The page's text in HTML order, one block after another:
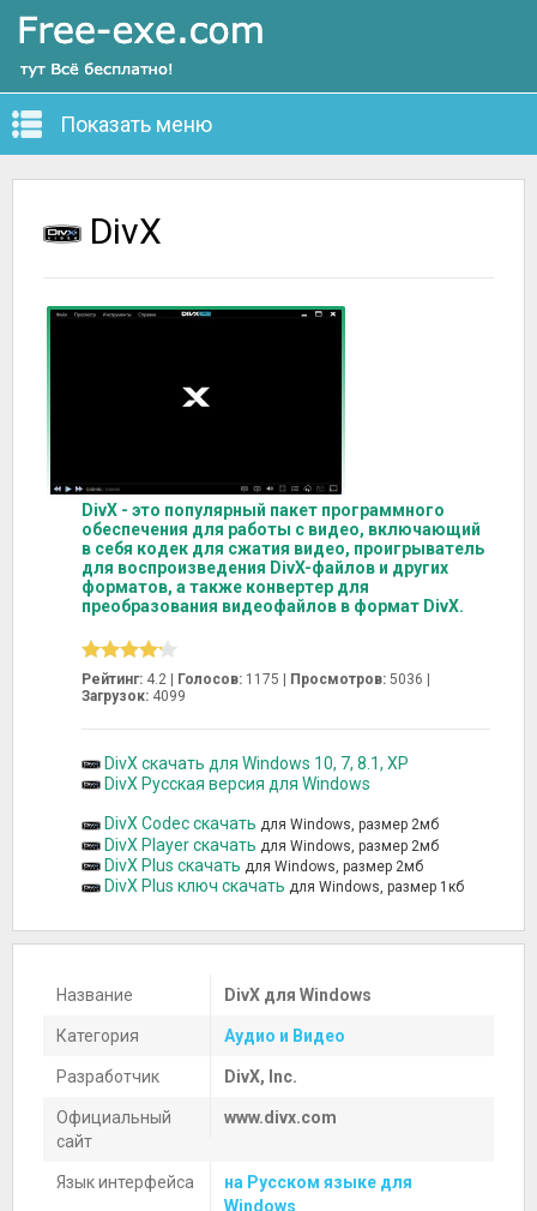
Показать меню
DivX
DivX - это популярный пакет программного
обеспечения для работы с видео, включающий
в себя кодек для сжатия видео, проигрыватель
для воспроизведения DivX-файлов и других
форматов, а также конвертер для
преобразования видеофайлов в формат DivX.
Рейтинг: 4.2 | Голосов: 1175 | Просмотров: 5036 |
Загрузок: 4099
DivX скачать для Windows 10, 7, 8.1, XP
DivX Русская версия для Windows
DivX Codec скачать для Windows, размер 2мб
DivX Player скачать для Windows, размер 2мб
DivX Plus скачать для Windows, размер 2мб
DivX Plus ключ скачать для Windows, размер 1кб
Название DivX для Windows
Категория Аудио и Видео
Разработчик DivX, Inc.
Официальный
сайт
www.divx.com
Язык интерфейса
на Русском языке для
Windows